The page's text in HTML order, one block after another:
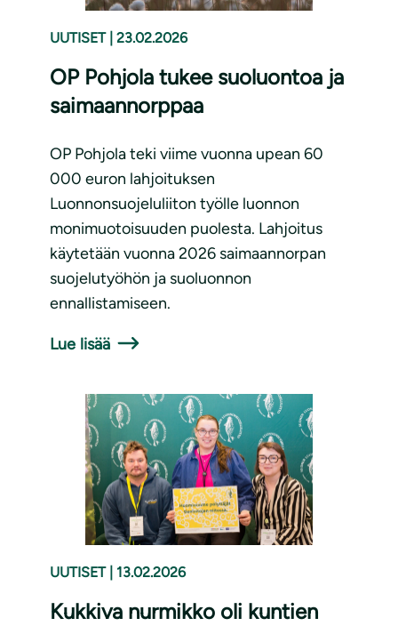
UUTISET 23.02.2026
OP Pohjola tukee suoluontoa ja
saimaannorppaa
OP Pohjola teki viime vuonna upean 60
000 euron lahjoituksen
Luonnonsuojeluliiton työlle luonnon
monimuotoisuuden puolesta. Lahjoitus
käytetään vuonna 2026 saimaannorpan
suojelutyöhön ja suoluonnon
ennallistamiseen.
Lue lisää
UUTISET 13.02.2026
Kukkiva nurmikko oli kuntien